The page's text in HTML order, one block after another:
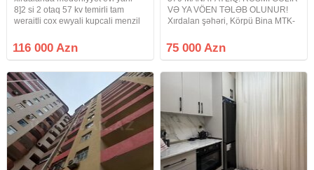
8]2 si 2 otaq 57 kv temirli tam
weraitli cox ewyali kupcali menzil
116 000 Azn
VƏ YA VÖEN TƏLƏB OLUNUR!
Xırdalan şəhəri, Körpü Bina MTK-
yaxınlığında 2 OTAQLI mənzil
çıxarılır. 16 mərtəbəli binanın 1-cı
75 000 Azn